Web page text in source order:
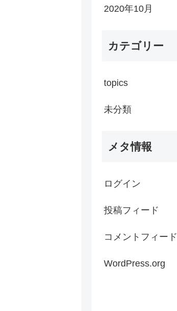
2020年10月
カテゴリー
topics
未分類
メタ情報
ログイン
投稿フィード
コメントフィード
WordPress.org